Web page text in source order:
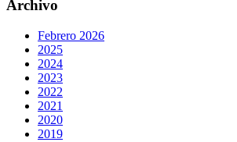
Archivo
Febrero 2026
2025
2024
2023
2022
2021
2020
2019